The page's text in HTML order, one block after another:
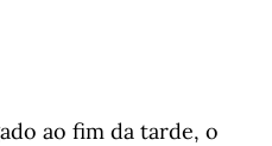
ao fim da tarde, o